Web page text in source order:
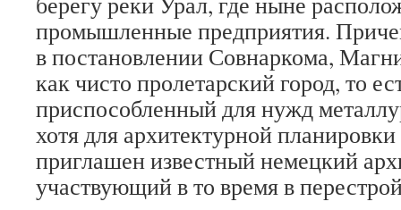
промышленные предприятия.
в постановлении Совнаркома,
как чисто пролетарский город, то
приспособленный для нужд
хотя для архитектурной
приглашен известный немецкий
участвующий в то время в